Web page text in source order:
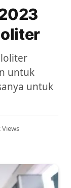
untuk
untuk
Views